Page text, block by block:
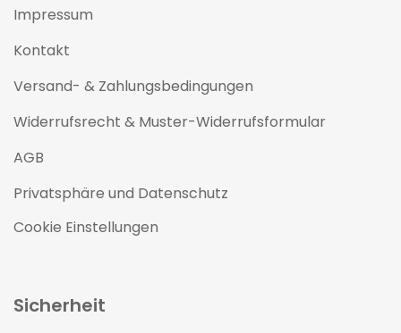
Impressum
Kontakt
Versand- & Zahlungsbedingungen
Widerrufsrecht & Muster-Widerrufsformular
AGB
Privatsphäre und Datenschutz
Cookie Einstellungen
Sicherheit